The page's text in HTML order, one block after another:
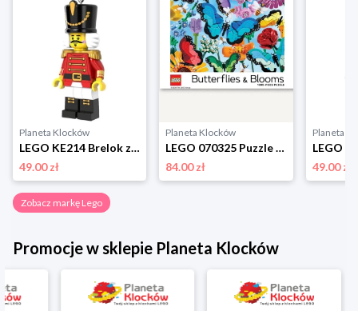
Planeta Klocków
LEGO KE214 Brelok z latarką Dziadek do orzechów Lego
49.00 zł
Planeta Klocków
LEGO 070325 Puzzle Butterflies & Blooms (1000 elementów) Lego
84.00 zł
Planeta
49.00 zł
Zobacz markę Lego
Promocje w sklepie Planeta Klocków